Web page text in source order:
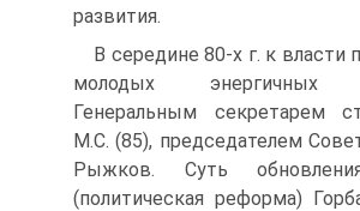
развития.
В середине 80-х г. к власти
молодых энергичных
Генеральным секретарем
М.С. (85), председателем
Рыжков. Суть
(политическая реформа)